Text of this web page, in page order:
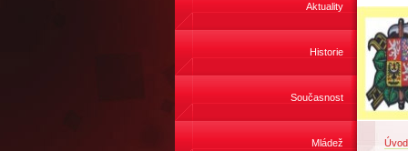
Aktuality
Historie
Současnost
Mládež Úvod